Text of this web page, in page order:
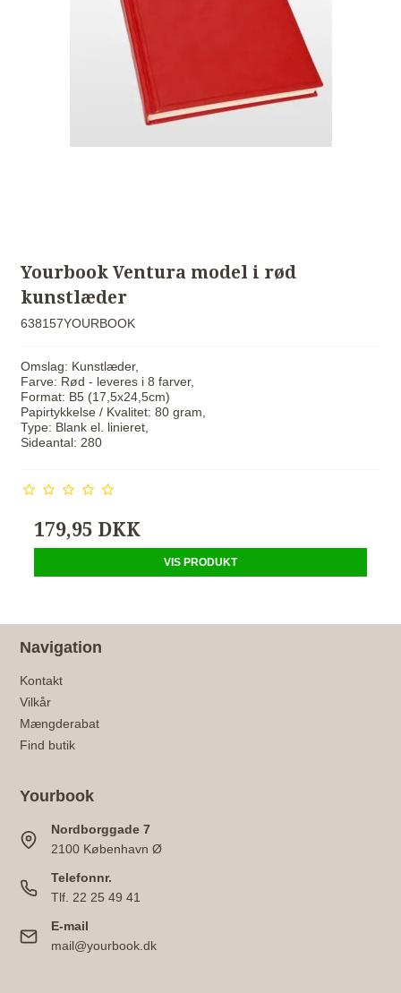
Yourbook Ventura model i rød
kunstlæder
638157YOURBOOK
Omslag: Kunstlæder,
Farve: Rød - leveres i 8 farver,
Format: B5 (17,5x24,5cm)
Papirtykkelse / Kvalitet: 80 gram,
Type: Blank el. linieret,
Sideantal: 280
179,95 DKK
VIS PRODUKT
Navigation
Kontakt
Vilkår
Mængderabat
Find butik
Yourbook
Nordborggade 7
2100 København Ø
Telefonnr.
Tlf. 22 25 49 41
E-mail
mail@yourbook.dk